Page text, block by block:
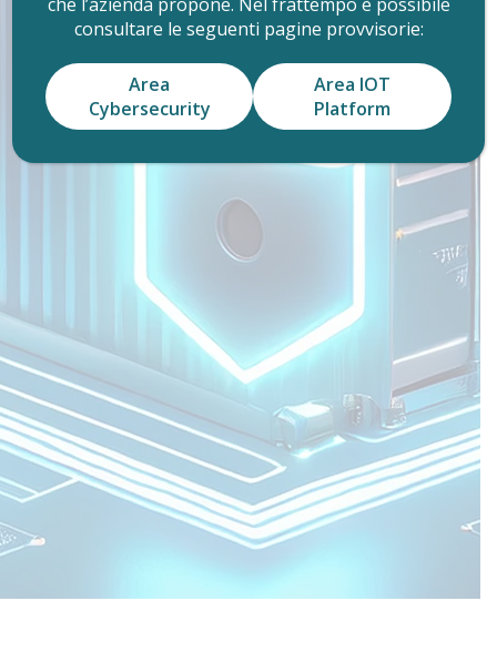
consultare le seguenti pagine provvisorie:
Area
Cybersecurity
Area IOT
Platform